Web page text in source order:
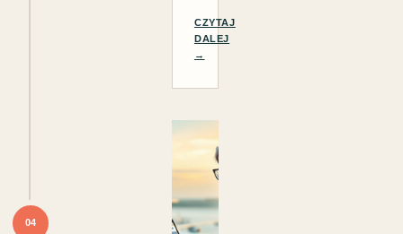
CZYTAJ
DALEJ
→
04